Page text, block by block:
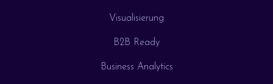
Visualisierung
B2B Ready
Business Analytics